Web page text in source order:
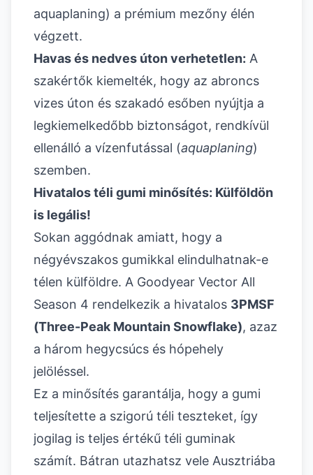
aquaplaning) a prémium mezőny élén
végzett.
Havas és nedves úton verhetetlen: A
szakértők kiemelték, hogy az abroncs
vizes úton és szakadó esőben nyújtja a
legkiemelkedőbb biztonságot, rendkívül
ellenálló a vízenfutással (aquaplaning)
szemben.
Hivatalos téli gumi minősítés: Külföldön
is legális!
Sokan aggódnak amiatt, hogy a
négyévszakos gumikkal elindulhatnak-e
télen külföldre. A Goodyear Vector All
Season 4 rendelkezik a hivatalos 3PMSF
(Three-Peak Mountain Snowflake), azaz
a három hegycsúcs és hópehely
jelöléssel.
Ez a minősítés garantálja, hogy a gumi
teljesítette a szigorú téli teszteket, így
jogilag is teljes értékű téli guminak
számít. Bátran utazhatsz vele Ausztriába